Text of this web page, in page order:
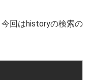
回はhistoryの検索の